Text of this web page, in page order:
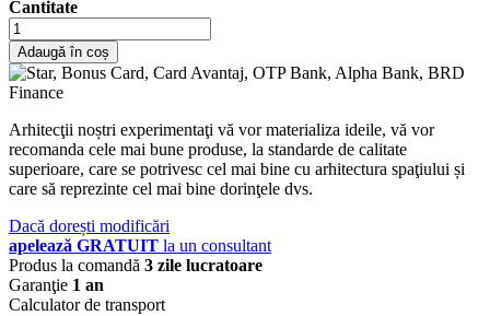
Cantitate
Adaugă în coș
Arhitecţii noștri experimentaţi vă vor materializa ideile, vă vor
recomanda cele mai bune produse, la standarde de calitate
superioare, care se potrivesc cel mai bine cu arhitectura spaţiului și
care să reprezinte cel mai bine dorinţele dvs.
Dacă dorești modificări
apelează GRATUIT la un consultant
Produs la comandă 3 zile lucratoare
Garanţie 1 an
Calculator de transport